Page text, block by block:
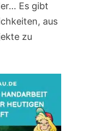
Es gibt
aus
zu